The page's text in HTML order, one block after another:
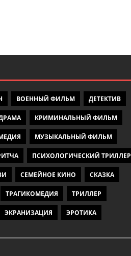
ВОЕННЫЙ ФИЛЬМ ДЕТЕКТИВ
КРИМИНАЛЬНЫЙ ФИЛЬМ
МУЗЫКАЛЬНЫЙ ФИЛЬМ
ПСИХОЛОГИЧЕСКИЙ ТРИЛЛЕР
СЕМЕЙНОЕ КИНО СКАЗКА
ТРАГИКОМЕДИЯ ТРИЛЛЕР
ЭКРАНИЗАЦИЯ ЭРОТИКА